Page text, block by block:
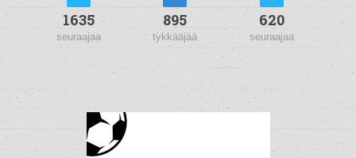
1635
seuraajaa
895
tykkääjää
620
seuraajaa